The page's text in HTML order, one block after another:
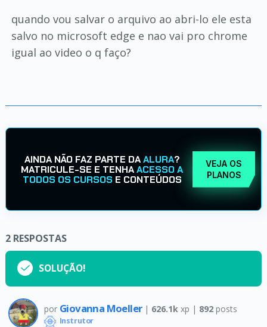
quando vou salvar o arquivo ao abri-lo ele esta
salvo no microsoft edge e nao vai pro chrome
igual ao video o q faço?
AINDA NÃO FAZ PARTE DAALURA?
MATRICULE-SE E TENHAACESSO A
TODOS OS CURSOS E CONTEÚDOS
VEJA OS
PLANOS
2 RESPOSTAS
SOLUÇÃO!
por Giovanna Moeller | 626.1k xp | 892posts
Instrutor